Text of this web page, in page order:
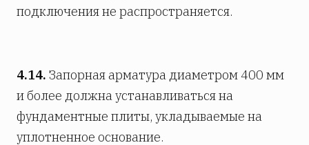
подключения не распространяется.
4.14. Запорная арматура диаметром 400 мм
и более должна устанавливаться на
фундаментные плиты, укладываемые на
уплотненное основание.